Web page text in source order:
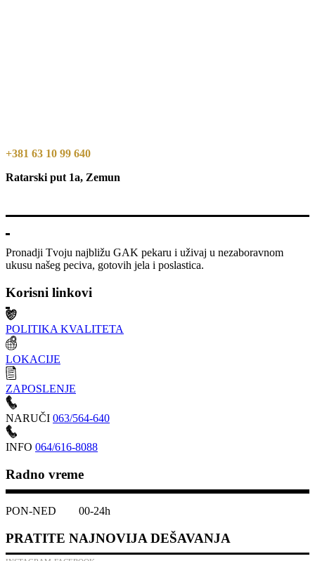
+381 63 10 99 640
Ratarski put 1a, Zemun
Pronadji Tvoju najbližu GAK pekaru i uživaj u nezaboravnom
ukusu našeg peciva, gotovih jela i poslastica.
Korisni linkovi
POLITIKA KVALITETA
LOKACIJE
ZAPOSLENJE
NARUČI 063/564-640
INFO 064/616-8088
Radno vreme
PON-NED 00-24h
PRATITE NAJNOVIJA DEŠAVANJA